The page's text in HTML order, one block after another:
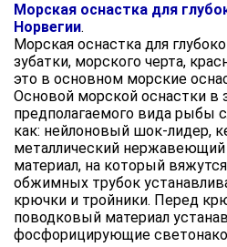
Морская оснастка для
Норвегии.
Морская оснастка для
зубатки, морского черта,
это в основном морские
Основой морской оснастки в
предполагаемого вида рыбы
как: нейлоновый шок-лидер,
металлический
материал, на который
обжимных трубок
крючки и тройники. Перед
поводковый материал
фосфорицирующие